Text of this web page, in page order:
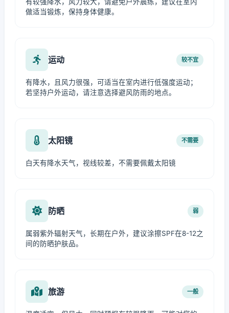
做适当锻炼，保持身体健康。
运动 较不宜
有降水，且风力很强，可适当在室内进行低强度运动；
若坚持户外运动，请注意选择避风防雨的地点。
太阳镜 不需要
白天有降水天气，视线较差，不需要佩戴太阳镜
防晒 弱
属弱紫外辐射天气，长期在户外，建议涂擦SPF在8-12之
间的防晒护肤品。
旅游 一般